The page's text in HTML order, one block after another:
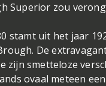
Superior zou
stamt uit het jaar
De
zijn smetteloze
ovaal meteen